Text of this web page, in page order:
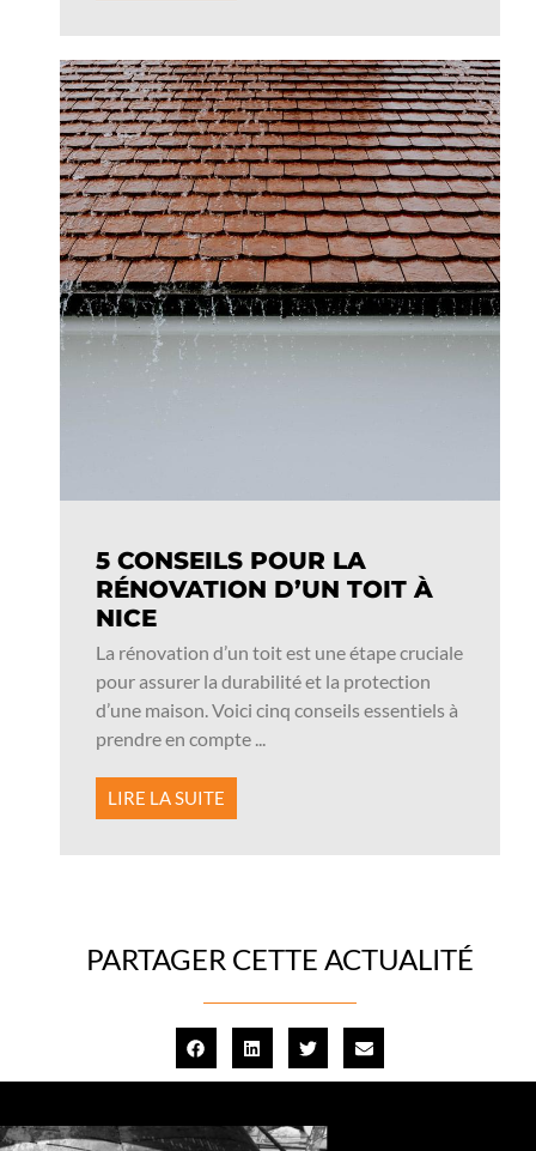
5 CONSEILS POUR LA
RÉNOVATION D’UN TOIT À
NICE
La rénovation d’un toit est une étape cruciale
pour assurer la durabilité et la protection
d’une maison. Voici cinq conseils essentiels à
prendre en compte ...
LIRE LA SUITE
PARTAGER CETTE ACTUALITÉ